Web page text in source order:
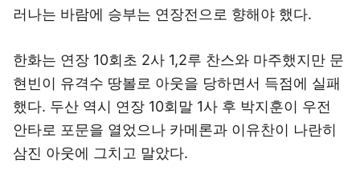
러나는 바람에 승부는 연장전으로 향해야 했다.
한화는 연장 10회초 2사 1,2루 찬스와 마주했지만 문
현빈이 유격수 땅볼로 아웃을 당하면서 득점에 실패
했다. 두산 역시 연장 10회말 1사 후 박지훈이 우전
안타로 포문을 열었으나 카메론과 이유찬이 나란히
삼진 아웃에 그치고 말았다.